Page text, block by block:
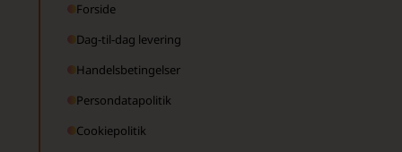
Forside
Dag-til-dag levering
Handelsbetingelser
Persondatapolitik
Cookiepolitik